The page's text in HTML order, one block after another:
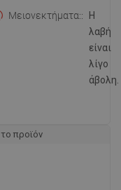
Μειονεκτήματα:
Η
λαβή
είναι
λίγο
άβολη.
προϊόν